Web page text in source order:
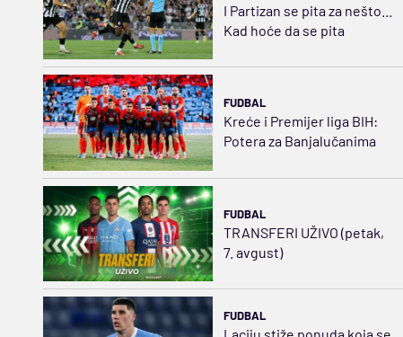
I Partizan se pita za nešto...
Kad hoće da se pita
FUDBAL
Kreće i Premijer liga BIH:
Potera za Banjalučanima
FUDBAL
TRANSFERI UŽIVO (petak,
7. avgust)
FUDBAL
Laciju stiže ponuda koja se